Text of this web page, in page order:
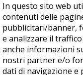
In questo sito web
contenuti delle
pubblicitari/banner,
e analizzare il
anche informazioni
nostri partner e/o
dati di navigazione
ASD Let's Sport - Via T.
04278030988
© Copyright 2015 | All
Privacy